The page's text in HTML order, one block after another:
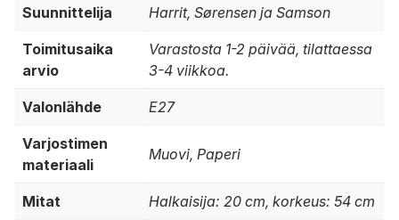
Suunnittelija Harrit, Sørensen ja Samson
Toimitusaika
arvio
Varastosta 1-2 päivää, tilattaessa
3-4 viikkoa.
Valonlähde E27
Varjostimen
materiaali
Muovi, Paperi
Mitat Halkaisija: 20 cm, korkeus: 54 cm